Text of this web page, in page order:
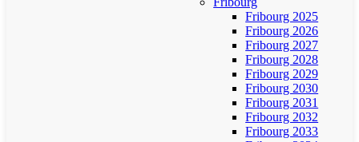
Fribourg 2025
Fribourg 2026
Fribourg 2027
Fribourg 2028
Fribourg 2029
Fribourg 2030
Fribourg 2031
Fribourg 2032
Fribourg 2033